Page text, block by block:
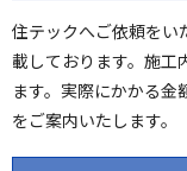
住テックへご依頼をい
載しております。 施工
ます。 実際にかかる金
をご案内いたします。